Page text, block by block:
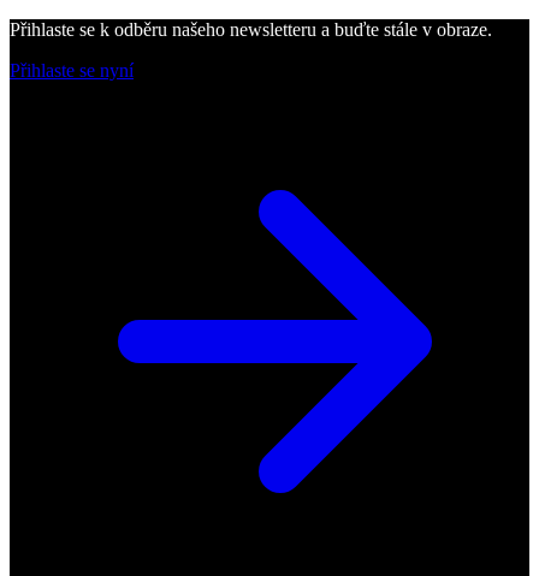
Přihlaste se k odběru našeho newsletteru a buďte stále v obraze.
Přihlaste se nyní